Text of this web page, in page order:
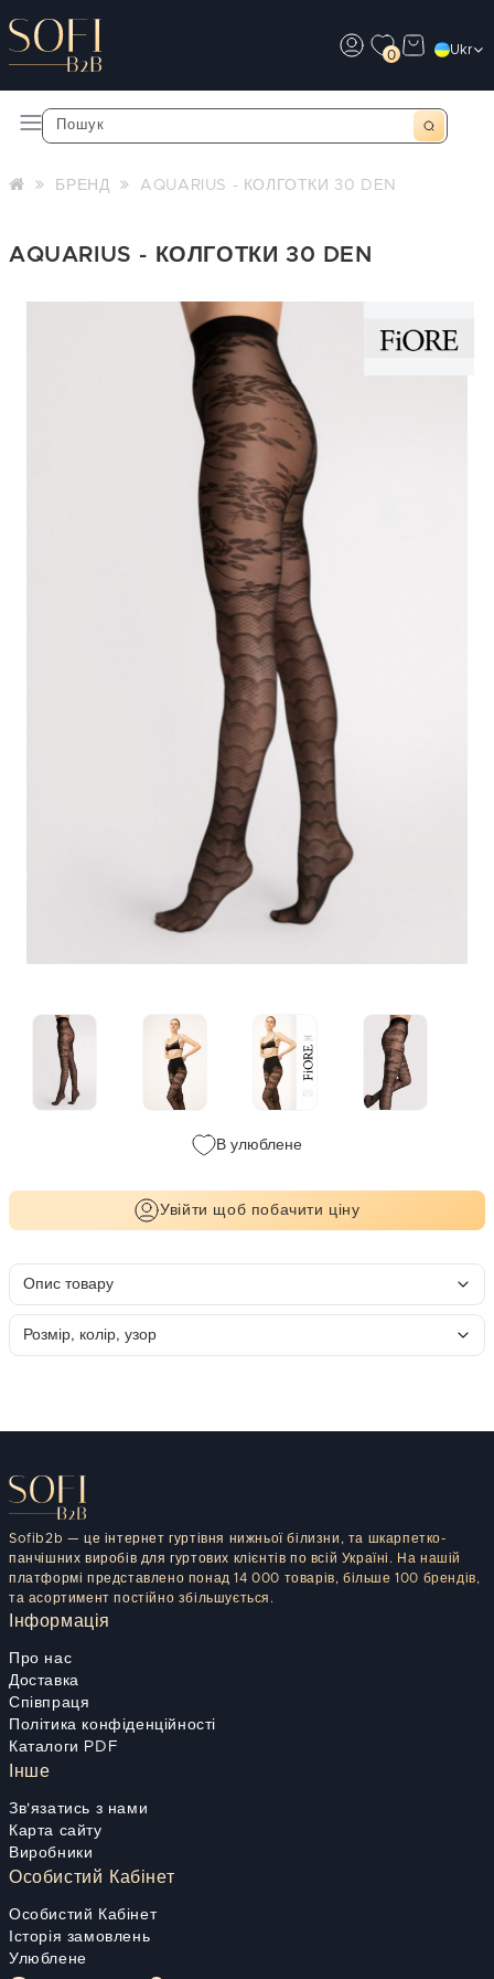
0 Ukr
БРЕНД AQUARIUS - КОЛГОТКИ 30 DEN
AQUARIUS - КОЛГОТКИ 30 DEN
В улюблене
Увійти щоб побачити ціну
Опис товару
Розмір, колір, узор
Sofib2b — це інтернет гуртівня нижньої білизни, та шкарпетко-
панчішних виробів для гуртових клієнтів по всій Україні. На нашій
платформі представлено понад 14 000 товарів, більше 100 брендів,
та асортимент постійно збільшується.
Інформація
Про нас
Доставка
Співпраця
Політика конфіденційності
Каталоги PDF
Інше
Зв'язатись з нами
Карта сайту
Виробники
Особистий Кабінет
Особистий Кабінет
Історія замовлень
Улюблене